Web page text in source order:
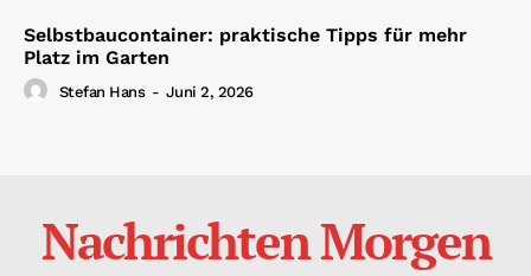
Selbstbaucontainer: praktische Tipps für mehr
Platz im Garten
Stefan Hans - Juni 2, 2026
Nachrichten Morgen